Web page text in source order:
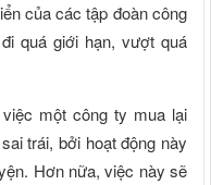
của các tập đoàn công
quá giới hạn, vượt quá
một công ty mua lại
trái, bởi hoạt động này
Hơn nữa, việc này sẽ